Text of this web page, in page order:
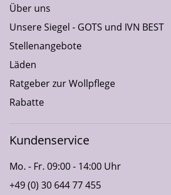
Über uns
Unsere Siegel - GOTS und IVN BEST
Stellenangebote
Läden
Ratgeber zur Wollpflege
Rabatte
Kundenservice
Mo. - Fr. 09:00 - 14:00 Uhr
+49 (0) 30 644 77 455